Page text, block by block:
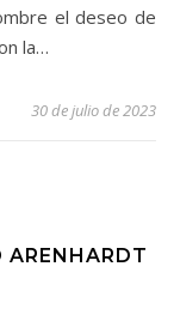
el deseo de
la…
30 de julio de 2023
ARENHARDT